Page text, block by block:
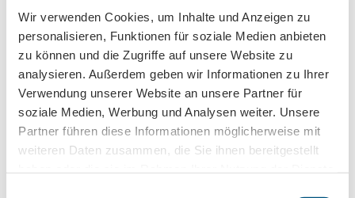
Wir verwenden Cookies, um Inhalte und Anzeigen zu
personalisieren, Funktionen für soziale Medien anbieten
zu können und die Zugriffe auf unsere Website zu
analysieren. Außerdem geben wir Informationen zu Ihrer
Verwendung unserer Website an unsere Partner für
soziale Medien, Werbung und Analysen weiter. Unsere
Partner führen diese Informationen möglicherweise mit
weiteren Daten zusammen, die Sie ihnen bereitgestellt
Autor:in
Christina Witt
Organisation
LEIPZIG REGION